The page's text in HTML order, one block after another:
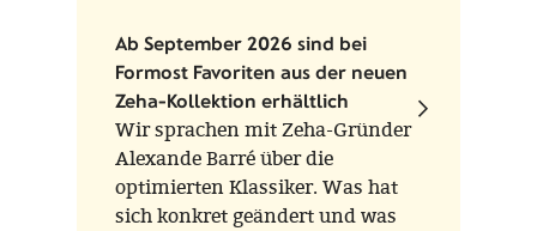
Ab September 2026 sind bei
Formost Favoriten aus der neuen
Zeha-Kollektion erhältlich
Wir sprachen mit Zeha-Gründer
Alexande Barré über die
optimierten Klassiker. Was hat
sich konkret geändert und was